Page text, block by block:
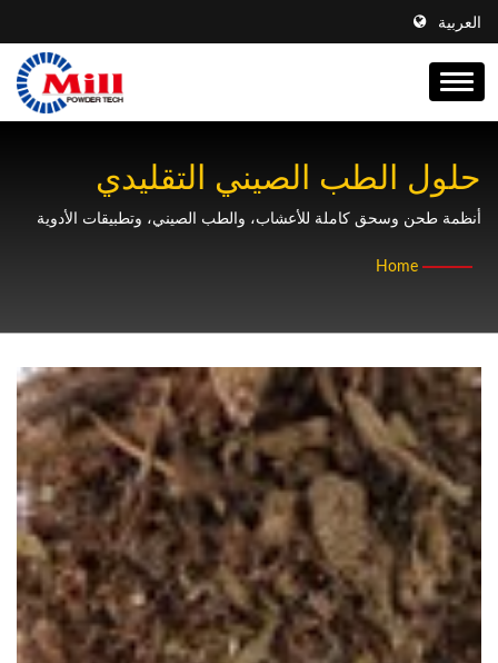
العربية
حلول الطب الصيني التقليدي
ومعالجة الأعشاب
أنظمة طحن وسحق كاملة للأعشاب، والطب الصيني، وتطبيقات الأدوية
Home